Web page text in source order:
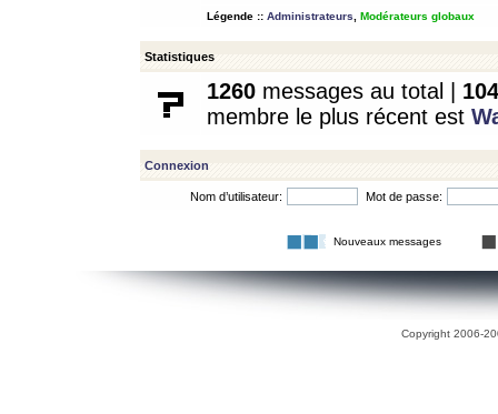
Légende :: Administrateurs Modérateurs globaux
Statistiques
1260 messages au total | 104
membre le plus récent est
Connexion
Nom d’utilisateur: Mot de passe:
Nouveaux messages
Copyright 2006-